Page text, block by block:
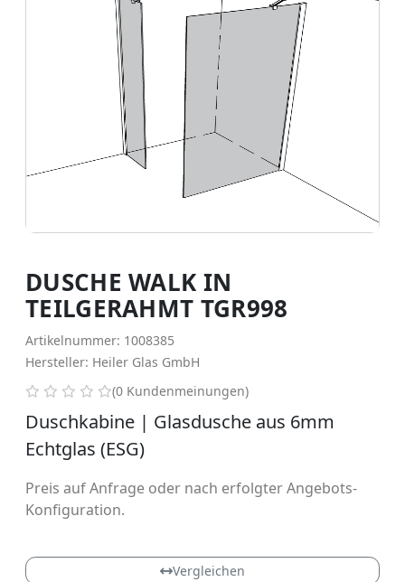
DUSCHE WALK IN
TEILGERAHMT TGR998
Artikelnummer: 1008385
Hersteller: Heiler Glas GmbH
0 von 5 Sternen
(0 Kundenmeinungen)
Duschkabine | Glasdusche aus 6mm
Echtglas (ESG)
Preis auf Anfrage oder nach erfolgter Angebots-
Konfiguration.
Vergleichen